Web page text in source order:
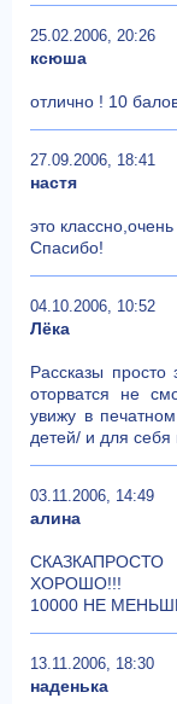
25.02.2006, 20:26
ксюша
отлично ! 10
27.09.2006, 18:41
настя
это
Спасибо!
04.10.2006, 10:52
Лёка
Рассказы просто
оторватся не
увижу в
детей/ и для себя
03.11.2006, 14:49
алина
ХОРОШО!!!
10000 НЕ
13.11.2006, 18:30
наденька